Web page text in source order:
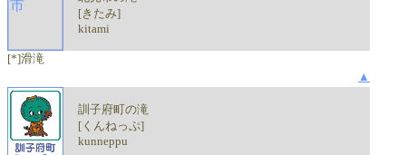
[きたみ]
kitami
[*]滑滝
▲
訓子府町の滝
[くんねっぷ]
kunneppu